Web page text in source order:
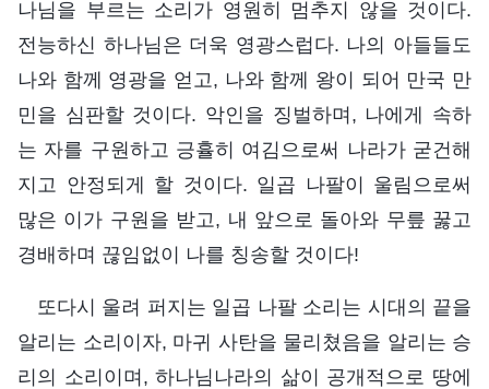
나님을 부르는 소리가 영원히 멈추지 않을 것이다.
전능하신 하나님은 더욱 영광스럽다. 나의 아들들도
나와 함께 영광을 얻고, 나와 함께 왕이 되어 만국 만
민을 심판할 것이다. 악인을 징벌하며, 나에게 속하
는 자를 구원하고 긍휼히 여김으로써 나라가 굳건해
지고 안정되게 할 것이다. 일곱 나팔이 울림으로써
많은 이가 구원을 받고, 내 앞으로 돌아와 무릎 꿇고
경배하며 끊임없이 나를 칭송할 것이다!
또다시 울려 퍼지는 일곱 나팔 소리는 시대의 끝을
알리는 소리이자, 마귀 사탄을 물리쳤음을 알리는 승
리의 소리이며, 하나님나라의 삶이 공개적으로 땅에